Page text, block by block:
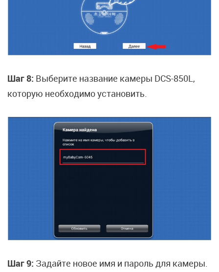
Шаг 8: Выберите название камеры DCS-850L,
которую необходимо установить.
Шаг 9: Задайте новое имя и пароль для камеры.